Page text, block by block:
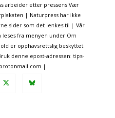
arbeider etter pressens Vær
| Naturpress har ikke
sider som det lenkes til | Vår
fra menyen under Om
er opphavsrettslig beskyttet
denne epost-adressen: tips-
|